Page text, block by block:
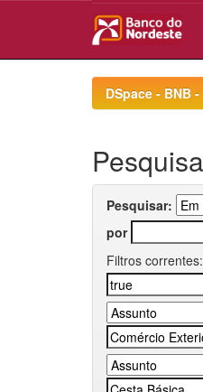
DSpace - BNB
Pesquisar:
por
Filtros correntes: